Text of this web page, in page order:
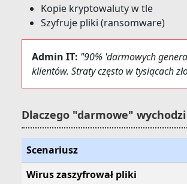
Kopie kryptowaluty w tle
Szyfruje pliki (ransomware)
Admin IT: "90% 'darmowych
klientów. Straty często w tysiącach
Dlaczego "darmowe"
Scenariusz
Wirus zaszyfrował pliki